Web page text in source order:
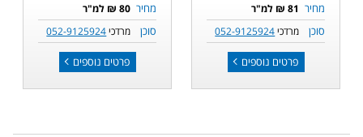
מחיר 81 ₪ למ"ר
סוכן מרדכי052-9125924
פרטים נוספים
מחיר 80 ₪ למ"ר
סוכן מרדכי052-9125924
פרטים נוספים